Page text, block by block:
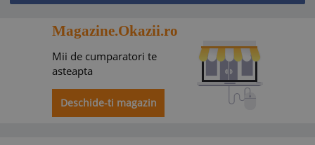
Magazine.Okazii.ro
Mii de cumparatori te
asteapta
Deschide-ti magazin